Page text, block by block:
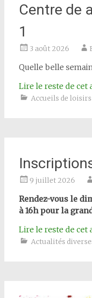
Centre de
1
3 août 2026
Quelle belle
Lire le reste de cet
Accueils de loisirs
9 juillet 2026
Rendez-vous le
à 16h pour la
Lire le reste de cet
Actualités